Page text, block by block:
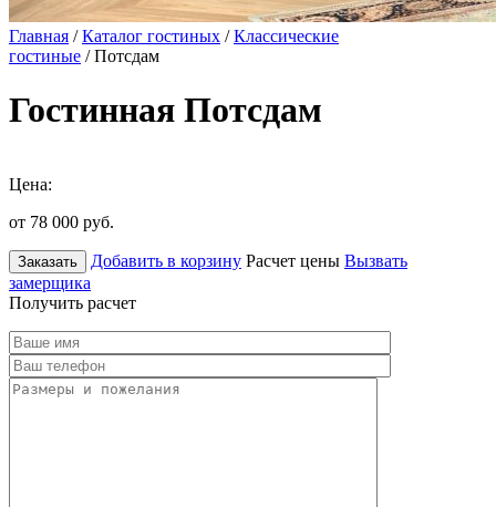
Главная /Каталог гостиных /Классические
гостиные / Потсдам
Гостинная Потсдам
Цена:
от 78 000 руб.
Заказать Добавить в корзину Расчет цены Вызвать
замерщика
Получить расчет